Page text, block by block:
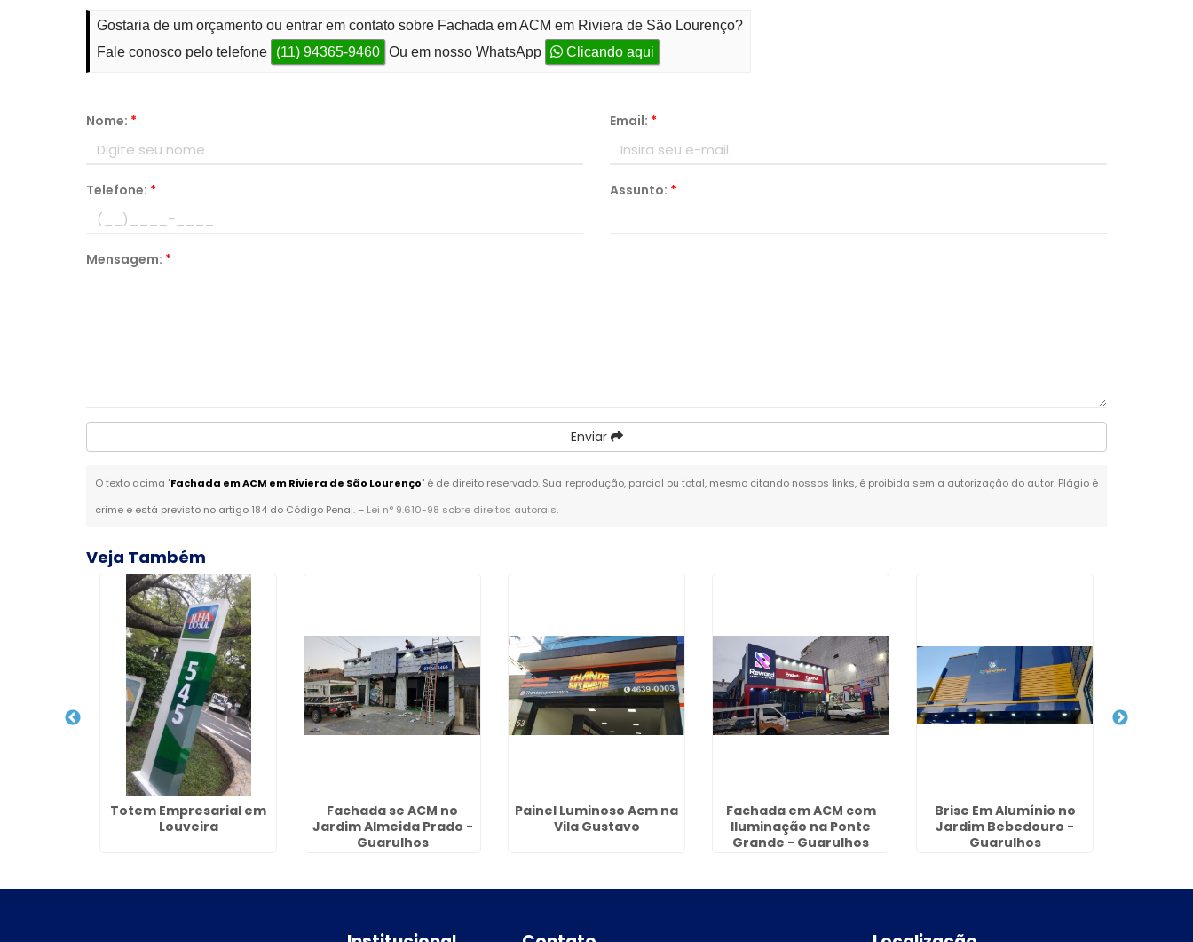
Gostaria de um orçamento ou entrar em contato sobre Fachada em ACM em Riviera de São Lourenço?
Fale conosco pelo telefone
(11) 94365-9460 Ou em nosso WhatsApp Clicando aqui
Nome: * Email: *
Telefone: * Assunto: *
Mensagem: *
Enviar
O texto acima "Fachada em ACM em Riviera de São Lourenço" é de direito reservado. Sua reprodução, parcial ou total, mesmo citando nossos links, é proibida sem a autorização do autor. Plágio é
crime e está previsto no artigo 184 do Código Penal. – Lei n° 9.610-98 sobre direitos autorais.
Veja Também
Totem Empresarial em
Louveira
Fachada se ACM no
Jardim Almeida Prado -
Guarulhos
Painel Luminoso Acm na
Vila Gustavo
Fachada em ACM com
Iluminação na Ponte
Grande - Guarulhos
Brise Em Alumínio no
Jardim Bebedouro -
Guarulhos